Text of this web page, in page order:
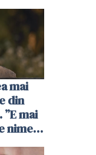
mai
din
mai
nimeni